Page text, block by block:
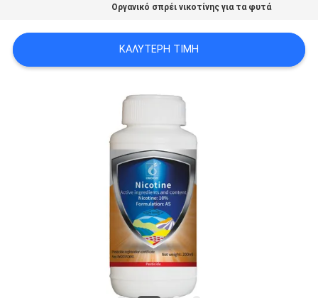
ΑΠΌΣΠΑΣΜΑ
Οργανικό σπρέι νικοτίνης για τα φυτά
ΚΑΛΎΤΕΡΗ ΤΙΜΉ